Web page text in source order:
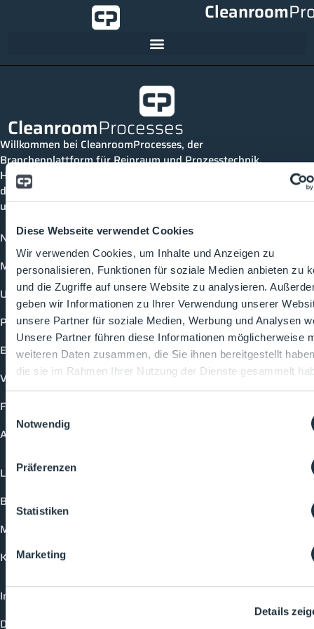
Diese Webseite verwendet Cookies
Wir verwenden Cookies, um Inhalte und Anzeigen zu
personalisieren, Funktionen für soziale Medien anbieten zu
und die Zugriffe auf unsere Website zu analysieren.
geben wir Informationen zu Ihrer Verwendung unserer
unsere Partner für soziale Medien, Werbung und Analysen
Unsere Partner führen diese Informationen möglicherweise
weiteren Daten zusammen, die Sie ihnen bereitgestellt
die sie im Rahmen Ihrer Nutzung der Dienste gesammelt
Einwilligungsauswahl
Notwendig
Präferenzen
Statistiken
Marketing
Details
Cleanroom
CleanroomProcesses
Willkommen bei CleanroomProcesses, der
Branchenplattform für Reinraum und Prozesstechnik.
Hier bleibst du immer auf dem neuesten Stand, kannst
dich mit anderen verknüpfen und alle relevanten Themen
und Events der Branche entdecken.
News
Mediathek
Unternehmen
Produkte
Events
Vorträge
Future-Faces
Academy
Login
Buchungsmöglichkeiten
Medienformate
Kontakt
Impressum
Datenschutzerklärung